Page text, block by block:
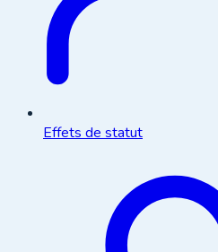
Effets de statut